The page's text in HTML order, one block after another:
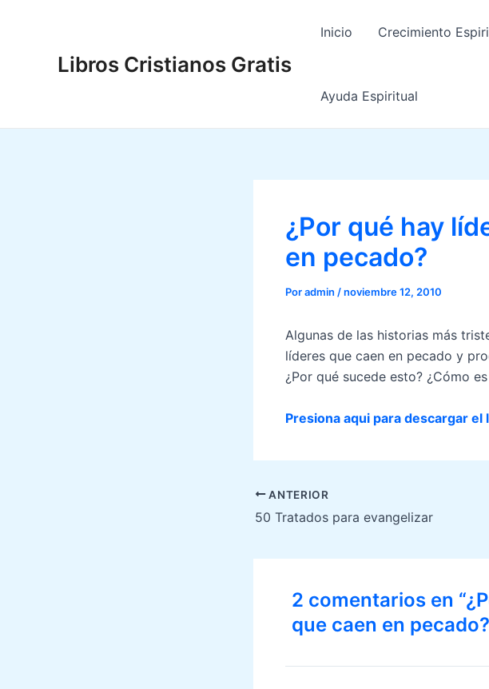
Libros Cristianos Gratis
Inicio Crecimiento
Ayuda Espiritual
¿Por qué hay
en pecado?
Poradmin /noviembre 12, 2010
Algunas de las historias más
líderes que caen en pecado y
¿Por qué sucede esto? ¿Cómo
Presiona aqui para descargar el
Navegación
de
ANTERIOR
50 Tratados para evangelizar
2 comentarios en
que caen en